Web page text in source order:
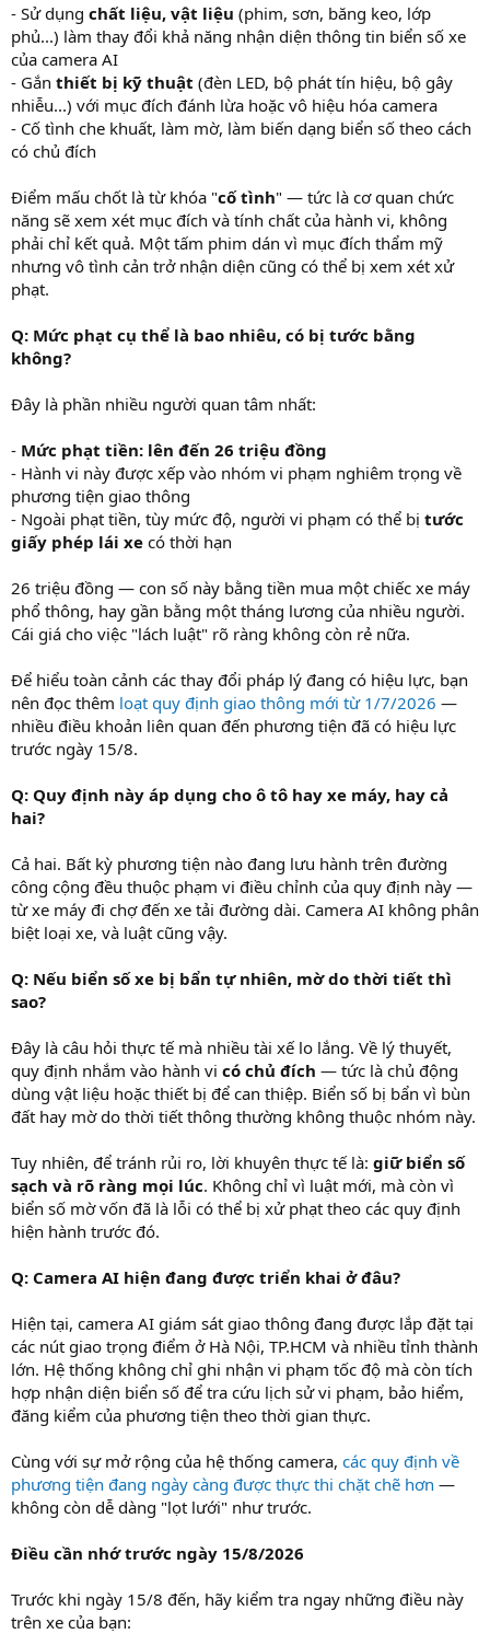
- Sử dụng chất liệu, vật liệu (phim, sơn, băng keo, lớp
phủ...) làm thay đổi khả năng nhận diện thông tin biển số xe
của camera AI
- Gắn thiết bị kỹ thuật (đèn LED, bộ phát tín hiệu, bộ gây
nhiễu...) với mục đích đánh lừa hoặc vô hiệu hóa camera
- Cố tình che khuất, làm mờ, làm biến dạng biển số theo cách
có chủ đích
Điểm mấu chốt là từ khóa "cố tình" — tức là cơ quan chức
năng sẽ xem xét mục đích và tính chất của hành vi, không
phải chỉ kết quả. Một tấm phim dán vì mục đích thẩm mỹ
nhưng vô tình cản trở nhận diện cũng có thể bị xem xét xử
phạt.
Q: Mức phạt cụ thể là bao nhiêu, có bị tước bằng
không?
Đây là phần nhiều người quan tâm nhất:
- Mức phạt tiền: lên đến 26 triệu đồng
- Hành vi này được xếp vào nhóm vi phạm nghiêm trọng về
phương tiện giao thông
- Ngoài phạt tiền, tùy mức độ, người vi phạm có thể bị tước
giấy phép lái xe có thời hạn
26 triệu đồng — con số này bằng tiền mua một chiếc xe máy
phổ thông, hay gần bằng một tháng lương của nhiều người.
Cái giá cho việc "lách luật" rõ ràng không còn rẻ nữa.
Để hiểu toàn cảnh các thay đổi pháp lý đang có hiệu lực, bạn
nên đọc thêm loạt quy định giao thông mới từ 1/7/2026 —
nhiều điều khoản liên quan đến phương tiện đã có hiệu lực
trước ngày 15/8.
Q: Quy định này áp dụng cho ô tô hay xe máy, hay cả
hai?
Cả hai. Bất kỳ phương tiện nào đang lưu hành trên đường
công cộng đều thuộc phạm vi điều chỉnh của quy định này —
từ xe máy đi chợ đến xe tải đường dài. Camera AI không phân
biệt loại xe, và luật cũng vậy.
Q: Nếu biển số xe bị bẩn tự nhiên, mờ do thời tiết thì
sao?
Đây là câu hỏi thực tế mà nhiều tài xế lo lắng. Về lý thuyết,
quy định nhắm vào hành vi có chủ đích — tức là chủ động
dùng vật liệu hoặc thiết bị để can thiệp. Biển số bị bẩn vì bùn
đất hay mờ do thời tiết thông thường không thuộc nhóm này.
Tuy nhiên, để tránh rủi ro, lời khuyên thực tế là: giữ biển số
sạch và rõ ràng mọi lúc. Không chỉ vì luật mới, mà còn vì
biển số mờ vốn đã là lỗi có thể bị xử phạt theo các quy định
hiện hành trước đó.
Q: Camera AI hiện đang được triển khai ở đâu?
Hiện tại, camera AI giám sát giao thông đang được lắp đặt tại
các nút giao trọng điểm ở Hà Nội, TP.HCM và nhiều tỉnh thành
lớn. Hệ thống không chỉ ghi nhận vi phạm tốc độ mà còn tích
hợp nhận diện biển số để tra cứu lịch sử vi phạm, bảo hiểm,
đăng kiểm của phương tiện theo thời gian thực.
Cùng với sự mở rộng của hệ thống camera, các quy định về
phương tiện đang ngày càng được thực thi chặt chẽ hơn —
không còn dễ dàng "lọt lưới" như trước.
Điều cần nhớ trước ngày 15/8/2026
Trước khi ngày 15/8 đến, hãy kiểm tra ngay những điều này
trên xe của bạn: